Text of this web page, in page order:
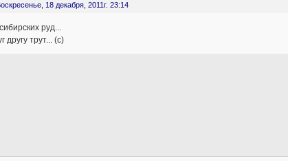
18 декабря, 2011г. 23:14
руд...
другу трут... (с)